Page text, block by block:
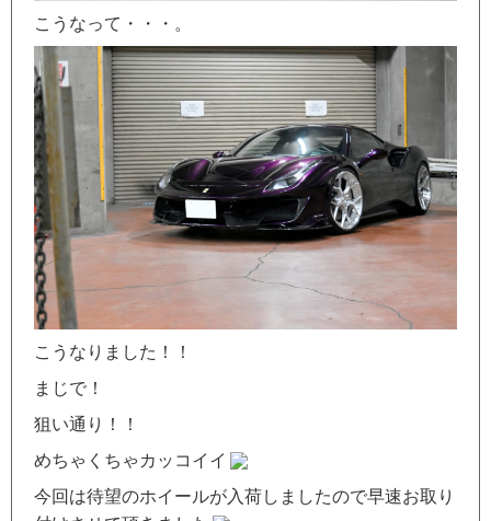
こうなって・・・。
こうなりました！！
まじで！
狙い通り！！
めちゃくちゃカッコイイ
今回は待望のホイールが入荷しましたので早速お取り